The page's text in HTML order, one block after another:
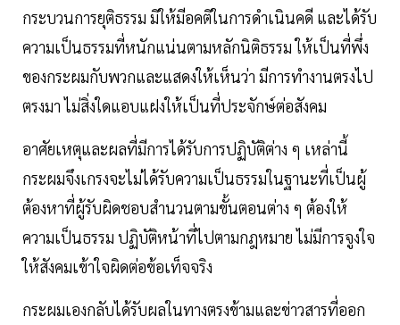
กระบวนการยุติธรรม มิให้มีอคติในการดําเนินคดี และได้รับ
ความเป็นธรรมที่หนักแน่นตามหลักนิติธรรม ให้เป็นที่พึ่ง
ของกระผมกับพวกและแสดงให้เห็นว่า มีการทํางานตรงไป
ตรงมา ไม่สิ่งใดแอบแฝงให้เป็นที่ประจักษ์ต่อสังคม
อาศัยเหตุและผลที่มีการได้รับการปฏิบัติต่าง ๆ เหล่านี้
กระผมจึงเกรงจะไม่ได้รับความเป็นธรรมในฐานะที่เป็นผู้
ต้องหาที่ผู้รับผิดชอบสํานวนตามขั้นตอนต่าง ๆ ต้องให้
ความเป็นธรรม ปฏิบัติหน้าที่ไปตามกฎหมาย ไม่มีการจูงใจ
ให้สังคมเข้าใจผิดต่อข้อเท็จจริง
กระผมเองกลับได้รับผลในทางตรงข้ามและข่าวสารที่ออก